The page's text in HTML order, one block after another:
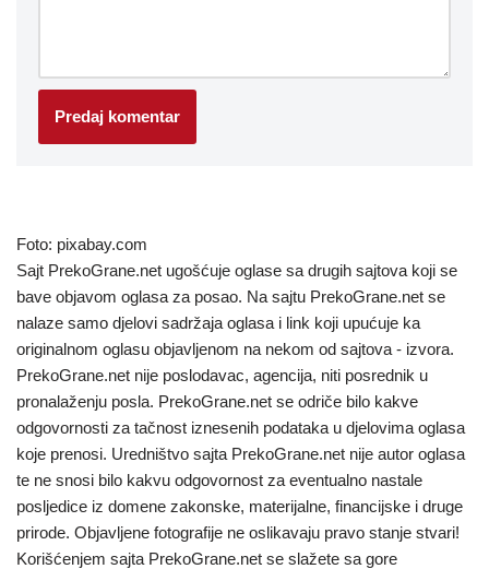
Foto: pixabay.com
Sajt PrekoGrane.net ugošćuje oglase sa drugih sajtova koji se
bave objavom oglasa za posao. Na sajtu PrekoGrane.net se
nalaze samo djelovi sadržaja oglasa i link koji upućuje ka
originalnom oglasu objavljenom na nekom od sajtova - izvora.
PrekoGrane.net nije poslodavac, agencija, niti posrednik u
pronalaženju posla. PrekoGrane.net se odriče bilo kakve
odgovornosti za tačnost iznesenih podataka u djelovima oglasa
koje prenosi. Uredništvo sajta PrekoGrane.net nije autor oglasa
te ne snosi bilo kakvu odgovornost za eventualno nastale
posljedice iz domene zakonske, materijalne, financijske i druge
prirode. Objavljene fotografije ne oslikavaju pravo stanje stvari!
Korišćenjem sajta PrekoGrane.net se slažete sa gore